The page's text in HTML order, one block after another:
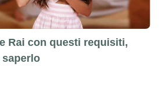
Rai con questi requisiti,